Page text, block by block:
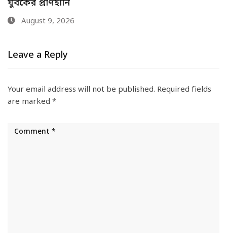
বিমানবন্দরে শীর্ষ…
August 9, 2026
Leave a Reply
Your email address will not be published. Required fields
are marked *